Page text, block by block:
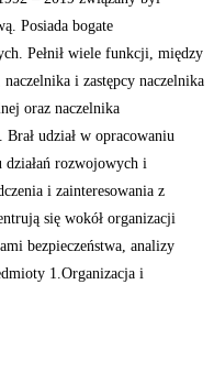
Posiada bogate
Pełnił wiele funkcji, między
i zastępcy naczelnika
oraz naczelnika
udział w opracowaniu
rozwojowych i
i zainteresowania z
się wokół organizacji
bezpieczeństwa, analizy
1.Organizacja i